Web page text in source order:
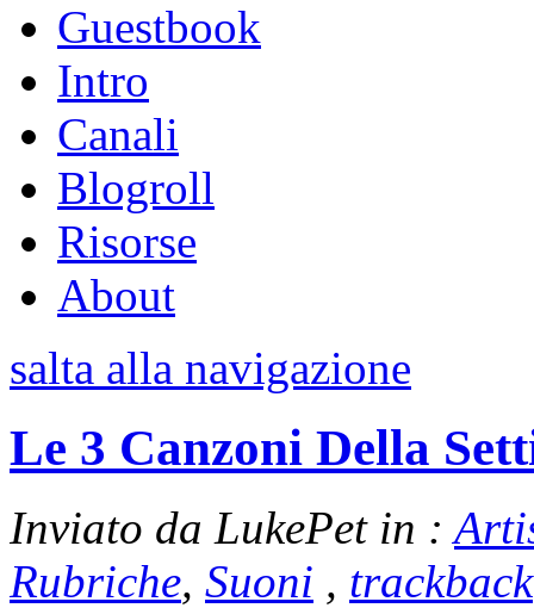
Guestbook
Intro
Canali
Blogroll
Risorse
About
salta alla navigazione
Le 3 Canzoni Della
Inviato da LukePet in :
Rubriche, Suoni , trackback